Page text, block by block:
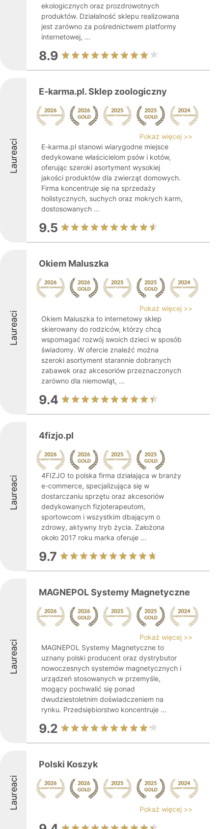
ekologicznych oraz prozdrowotnych
produktów. Działalność sklepu realizowana
jest zarówno za pośrednictwem platformy
internetowej, ...
8.9
Laureaci
E-karma.pl. Sklep zoologiczny
Pokaż więcej >>
E-karma.pl stanowi wiarygodne miejsce
dedykowane właścicielom psów i kotów,
oferując szeroki asortyment wysokiej
jakości produktów dla zwierząt domowych.
Firma koncentruje się na sprzedaży
holistycznych, suchych oraz mokrych karm,
dostosowanych ...
9.5
Laureaci
Okiem Maluszka
Pokaż więcej >>
Okiem Maluszka to internetowy sklep
skierowany do rodziców, którzy chcą
wspomagać rozwój swoich dzieci w sposób
świadomy. W ofercie znaleźć można
szeroki asortyment starannie dobranych
zabawek oraz akcesoriów przeznaczonych
zarówno dla niemowląt, ...
9.4
Laureaci
4fizjo.pl
4FIZJO to polska firma działająca w branży
e-commerce, specjalizująca się w
dostarczaniu sprzętu oraz akcesoriów
dedykowanych fizjoterapeutom,
sportowcom i wszystkim dbającym o
zdrowy, aktywny tryb życia. Założona
około 2017 roku marka oferuje ...
9.7
Laureaci
MAGNEPOL Systemy Magnetyczne
Pokaż więcej >>
MAGNEPOL Systemy Magnetyczne to
uznany polski producent oraz dystrybutor
nowoczesnych systemów magnetycznych i
urządzeń stosowanych w przemyśle,
mogący pochwalić się ponad
dwudziestoletnim doświadczeniem na
rynku. Przedsiębiorstwo koncentruje ...
9.2
Laureaci
Polski Koszyk
Pokaż więcej >>